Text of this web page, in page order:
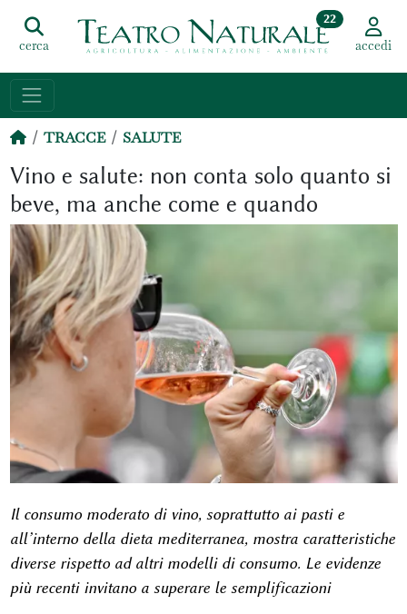
cerca
22
accedi
TRACCE SALUTE
Vino e salute: non conta solo quanto si
beve, ma anche come e quando
Il consumo moderato di vino, soprattutto ai pasti e
all’interno della dieta mediterranea, mostra caratteristiche
diverse rispetto ad altri modelli di consumo. Le evidenze
più recenti invitano a superare le semplificazioni